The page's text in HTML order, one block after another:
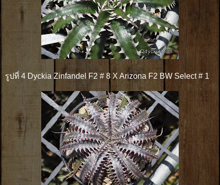
รูปที่ 4 Dyckia Zinfandel F2 # 8 X Arizona F2 BW Select # 1